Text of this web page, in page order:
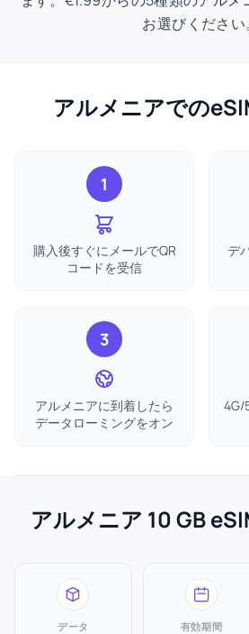
お選びください
アルメニアでの
1
購入後すぐにメールでQR
コードを受信
デ
3
アルメニアに到着したら
データローミングをオン
4G/
アルメニア 10 GB
データ 有効期間